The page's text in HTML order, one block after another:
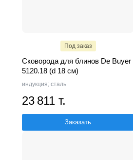
Под заказ
Сковорода для блинов De Buyer
5120.18 (d 18 см)
индукция; сталь
23 811 т.
Заказать